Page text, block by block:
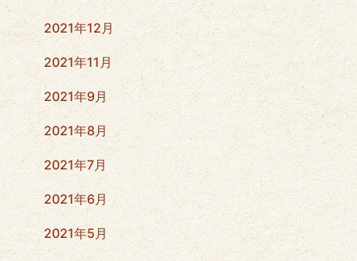
2021年12月
2021年11月
2021年9月
2021年8月
2021年7月
2021年6月
2021年5月